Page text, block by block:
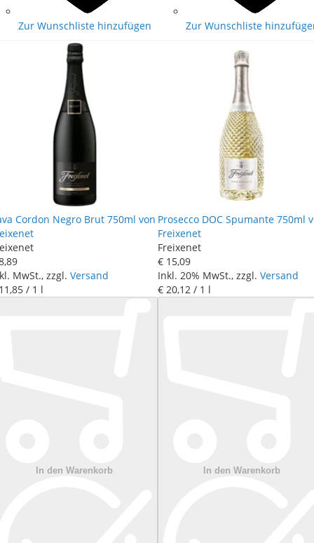
Zur Wunschliste hinzufügen Zur Wunschliste
Cordon Negro Brut 750ml von
,89
MwSt., zzgl. Versand
,85 / 1 l
In den Warenkorb
Prosecco DOC Spumante 750ml
Freixenet
Freixenet
€ 15,09
Inkl. 20% MwSt., zzgl. Versand
€ 20,12 / 1 l
In den Warenkorb